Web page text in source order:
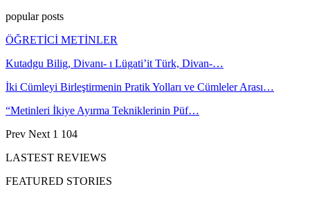
popular posts
ÖĞRETİCİ METİNLER
Kutadgu Bilig, Divanı- ı Lügati’it Türk, Divan-…
İki Cümleyi Birleştirmenin Pratik Yolları ve Cümleler Arası…
“Metinleri İkiye Ayırma Tekniklerinin Püf…
Prev Next 1 104
LASTEST REVIEWS
FEATURED STORIES